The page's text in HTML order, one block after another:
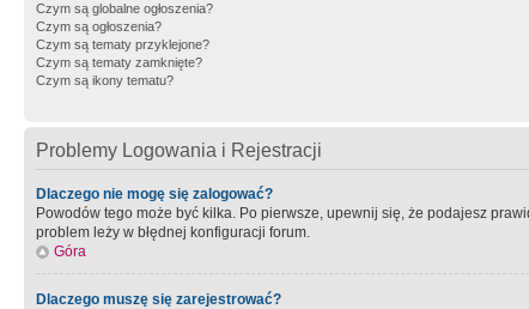
Czym są globalne ogłoszenia?
Czym są ogłoszenia?
Czym są tematy przyklejone?
Czym są tematy zamknięte?
Czym są ikony tematu?
Problemy Logowania i Rejestracji
Dlaczego nie mogę się zalogować?
Powodów tego może być kilka. Po pierwsze, upewnij się, że podajesz
problem leży w błędnej konfiguracji forum.
Góra
Dlaczego muszę się zarejestrować?